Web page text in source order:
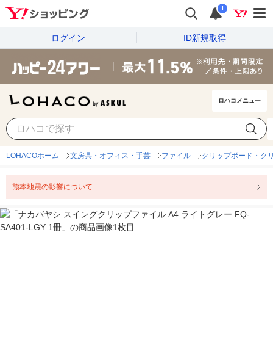
i
ログイン ID新規取得
ロハコメニュー
LOHACOホーム 文房具・オフィス・手芸 ファイル クリップボード・ク
熊本地震の影響について